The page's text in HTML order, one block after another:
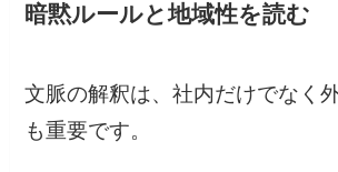
暗黙ルールと地域性を読む
文脈の解釈は、社内だけでなく
も重要です。